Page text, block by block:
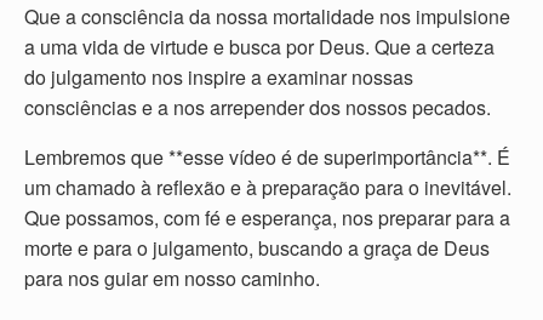
Que a consciência da nossa mortalidade nos impulsione
a uma vida de virtude e busca por Deus. Que a certeza
do julgamento nos inspire a examinar nossas
consciências e a nos arrepender dos nossos pecados.
Lembremos que **esse vídeo é de superimportância**. É
um chamado à reflexão e à preparação para o inevitável.
Que possamos, com fé e esperança, nos preparar para a
morte e para o julgamento, buscando a graça de Deus
para nos guiar em nosso caminho.